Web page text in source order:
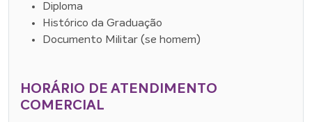
Diploma
Histórico da Graduação
Documento Militar (se homem)
HORÁRIO DE ATENDIMENTO
COMERCIAL